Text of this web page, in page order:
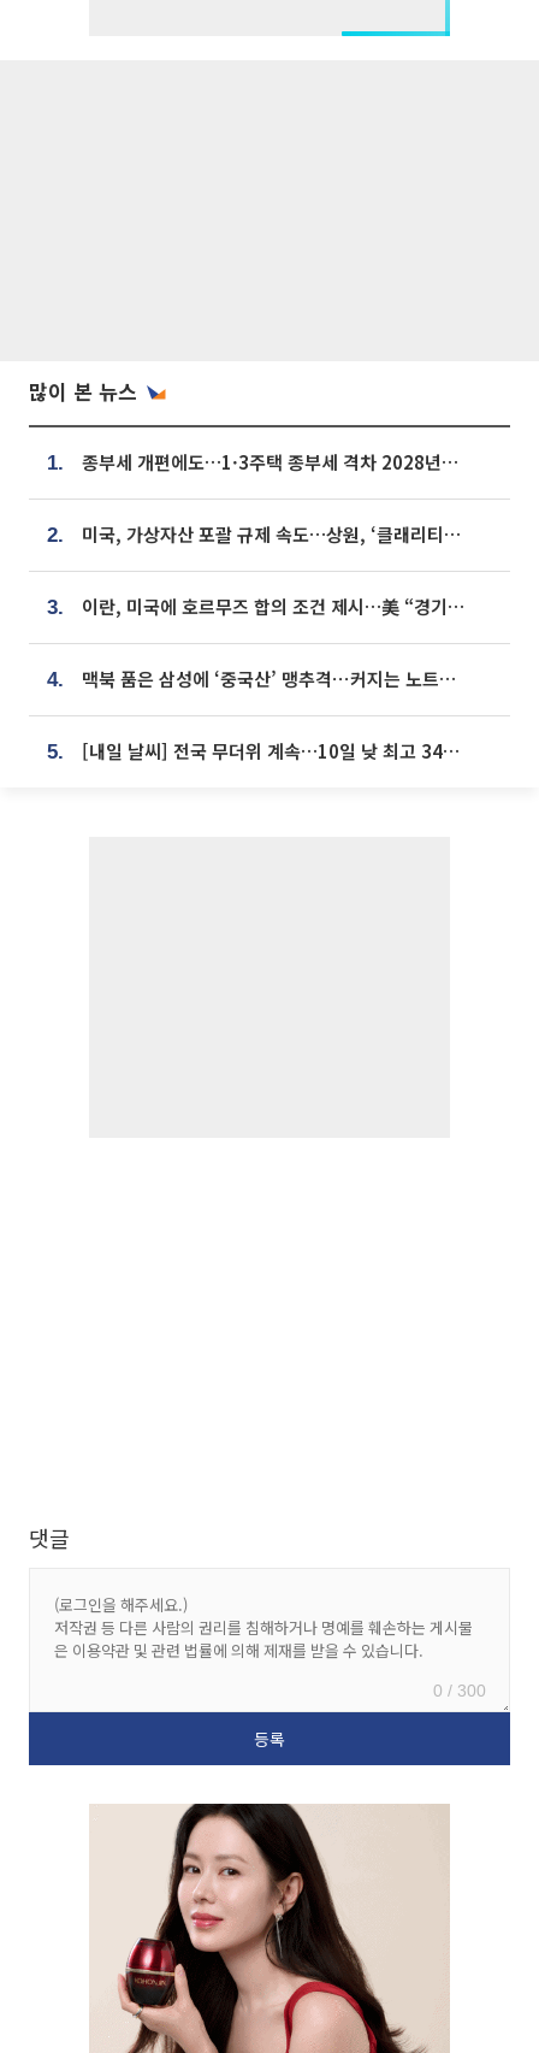
많이 본 뉴스
1. 종부세 개편에도…1·3주택 종부세 격차 2028년부터 확대
2. 미국, 가상자산 포괄 규제 속도…상원, ‘클래리티법’ 9월 절차투표 추진
3. 이란, 미국에 호르무즈 합의 조건 제시…美 “경기 아직 안 끝나” [종합]
4. 맥북 품은 삼성에 ‘중국산’ 맹추격⋯커지는 노트북 OLED 시장
5. [내일 날씨] 전국 무더위 계속…10일 낮 최고 34도 육박
댓글
0 / 300